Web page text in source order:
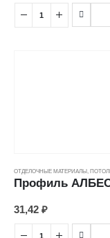
ОТДЕЛОЧНЫЕ МАТЕРИАЛЫ ,
Профиль
31,42 ₽